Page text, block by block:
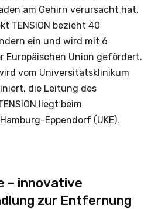
am Gehirn verursacht hat.
TENSION bezieht 40
ein und wird mit 6
Europäischen Union gefördert.
vom Universitätsklinikum
die Leitung des
liegt beim
Eppendorf (UKE).
– innovative
zur Entfernung